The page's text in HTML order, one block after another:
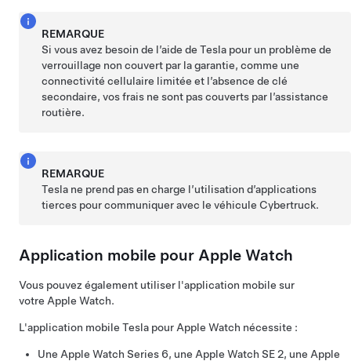
REMARQUE
Si vous avez besoin de l’aide de Tesla pour un problème de
verrouillage non couvert par la garantie, comme une
connectivité cellulaire limitée et l’absence de clé
secondaire, vos frais ne sont pas couverts par l’assistance
routière.
REMARQUE
Tesla ne prend pas en charge l’utilisation d’applications
tierces pour communiquer avec le véhicule Cybertruck.
Application mobile pour Apple Watch
Vous pouvez également utiliser l'application mobile sur
votre Apple Watch.
L'application mobile Tesla pour Apple Watch nécessite :
Une Apple Watch Series 6, une Apple Watch SE 2, une Apple